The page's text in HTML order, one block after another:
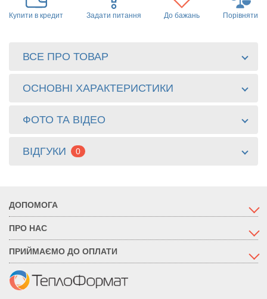
Купити в кредит Задати питання До бажань Порівняти
ВСЕ ПРО ТОВАР
ОСНОВНІ ХАРАКТЕРИСТИКИ
ФОТО ТА ВІДЕО
ВІДГУКИ 0
ДОПОМОГА
ПРО НАС
ПРИЙМАЄМО ДО ОПЛАТИ